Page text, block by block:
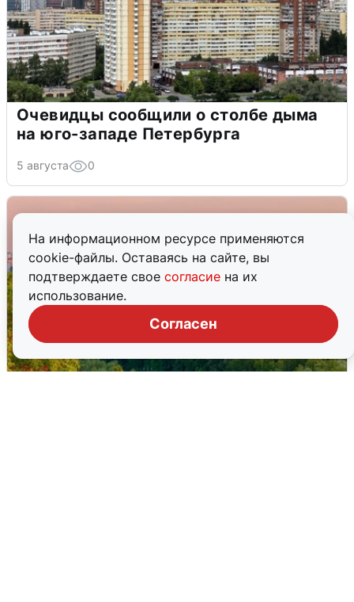
На информационном ресурсе применяются
cookie-файлы. Оставаясь на сайте, вы
подтверждаете свое согласие на их
использование.
Согласен
Очевидцы сообщили о столбе дыма
на юго-западе Петербурга
5 августа 0